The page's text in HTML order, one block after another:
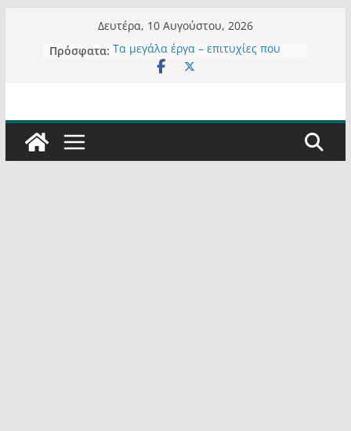
περιεχόμενο
Δευτέρα, 10 Αυγούστου, 2026
Πρόσφατα: Τα μεγάλα έργα – επιτυχίες που
“μεταμορφώνουν” την Καστοριά,
Έρχεται Beer Festival & Walk in the